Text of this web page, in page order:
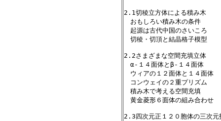
2.1切稜立方体による
おもしろい積み木の
起源は古代中国のさ
切稜・切頂と結晶格
2.2さまざまな空間充
α-１４面体とβ-１４
ウィアの１２面体と
コンウェイの２重プ
積み木で考える空間
黄金菱形６面体の組
2.3四次元正１２０胞体